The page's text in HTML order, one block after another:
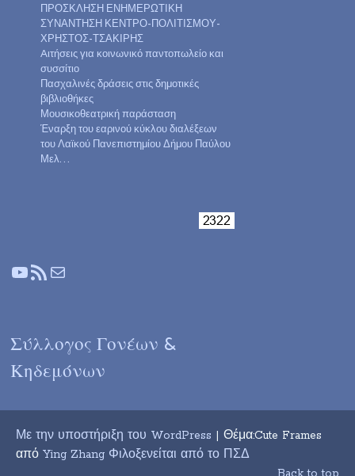
ΠΡΟΣΚΛΗΣΗ ΕΝΗΜΕΡΩΤΙΚΗ
ΣΥΝΑΝΤΗΣΗ ΚΕΝΤΡΟ-ΠΟΛΙΤΙΣΜΟΥ-
ΧΡΗΣΤΟΣ-ΤΣΑΚΙΡΗΣ
Aιτήσεις για κοινωνικό παντοπωλείο και
συσσίτιο
Πασχαλινές δράσεις στις δημοτικές
βιβλιοθήκες
Μουσικοθεατρική παράσταση
Έναρξη του εαρινού κύκλου διαλέξεων
του Λαϊκού Πανεπιστημίου Δήμου Παύλου
Μελ…
YouTube
Τροφοδοσία RSS
Mail
Σύλλογος Γονέων &
Κηδεμόνων
Με την υποστήριξη του WordPress | Θέμα:Cute Frames
από Ying Zhang Φιλοξενείται από το ΠΣΔ